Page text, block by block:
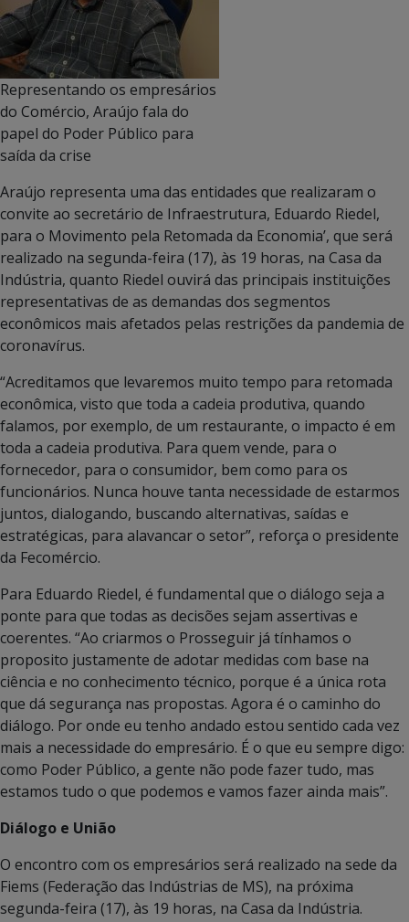
Representando os empresários
do Comércio, Araújo fala do
papel do Poder Público para
saída da crise
Araújo representa uma das entidades que realizaram o
convite ao secretário de Infraestrutura, Eduardo Riedel,
para o Movimento pela Retomada da Economia’, que será
realizado na segunda-feira (17), às 19 horas, na Casa da
Indústria, quanto Riedel ouvirá das principais instituições
representativas de as demandas dos segmentos
econômicos mais afetados pelas restrições da pandemia de
coronavírus.
“Acreditamos que levaremos muito tempo para retomada
econômica, visto que toda a cadeia produtiva, quando
falamos, por exemplo, de um restaurante, o impacto é em
toda a cadeia produtiva. Para quem vende, para o
fornecedor, para o consumidor, bem como para os
funcionários. Nunca houve tanta necessidade de estarmos
juntos, dialogando, buscando alternativas, saídas e
estratégicas, para alavancar o setor”, reforça o presidente
da Fecomércio.
Para Eduardo Riedel, é fundamental que o diálogo seja a
ponte para que todas as decisões sejam assertivas e
coerentes. “Ao criarmos o Prosseguir já tínhamos o
proposito justamente de adotar medidas com base na
ciência e no conhecimento técnico, porque é a única rota
que dá segurança nas propostas. Agora é o caminho do
diálogo. Por onde eu tenho andado estou sentido cada vez
mais a necessidade do empresário. É o que eu sempre digo:
como Poder Público, a gente não pode fazer tudo, mas
estamos tudo o que podemos e vamos fazer ainda mais”.
Diálogo e União
O encontro com os empresários será realizado na sede da
Fiems (Federação das Indústrias de MS), na próxima
segunda-feira (17), às 19 horas, na Casa da Indústria.